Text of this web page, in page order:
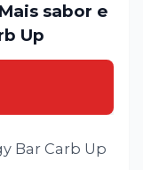
sabor e
Up
Bar Carb Up